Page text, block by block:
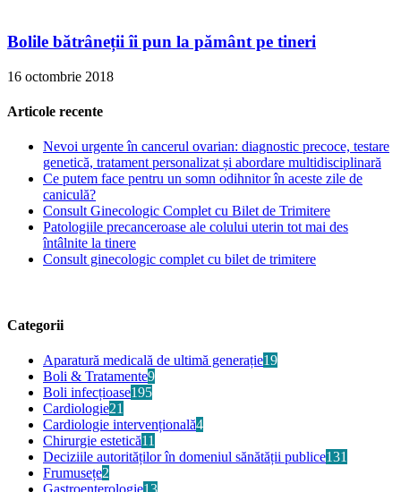
Bolile bătrâneții îi pun la pământ pe tineri
16 octombrie 2018
Articole recente
Nevoi urgente în cancerul ovarian: diagnostic precoce, testare
genetică, tratament personalizat și abordare multidisciplinară
Ce putem face pentru un somn odihnitor în aceste zile de
caniculă?
Consult Ginecologic Complet cu Bilet de Trimitere
Patologiile precanceroase ale colului uterin tot mai des
întâlnite la tinere
Consult ginecologic complet cu bilet de trimitere
Categorii
Aparatură medicală de ultimă generație19
Boli & Tratamente9
Boli infecțioase195
Cardiologie21
Cardiologie intervențională4
Chirurgie estetică11
Deciziile autorităților în domeniul sănătății publice131
Frumusețe2
Gastroenterologie13